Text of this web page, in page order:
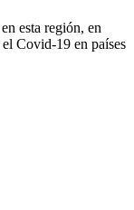
esta región, en
Covid-19 en países